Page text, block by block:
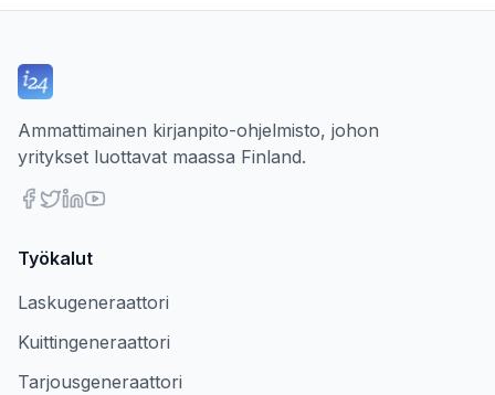
Ammattimainen kirjanpito-ohjelmisto, johon
yritykset luottavat maassa Finland.
Työkalut
Laskugeneraattori
Kuittingeneraattori
Tarjousgeneraattori